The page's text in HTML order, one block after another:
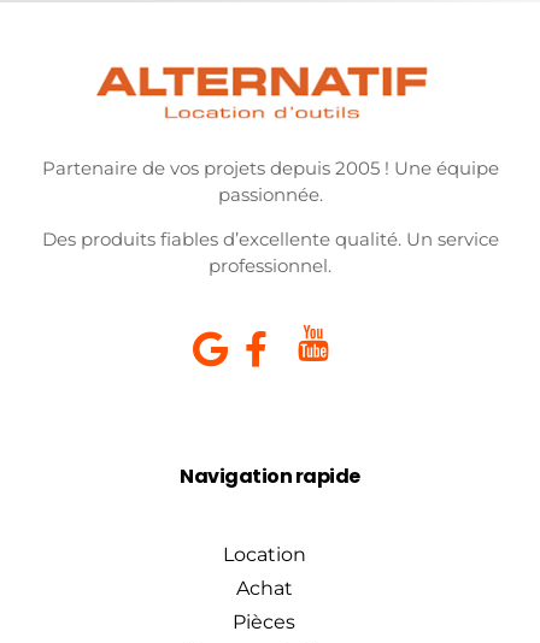
Partenaire de vos projets depuis 2005 ! Une équipe
passionnée.
Des produits fiables d’excellente qualité. Un service
professionnel.
Navigation rapide
Location
Achat
Pièces